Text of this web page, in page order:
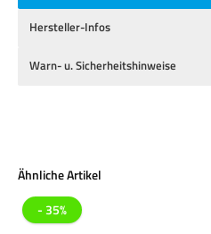
Hersteller-Infos
Warn- u. Sicherheitshinweise
Produktgalerie überspringen
Ähnliche Artikel
- 35%